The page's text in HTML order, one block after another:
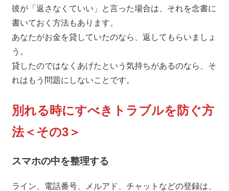
彼が「返さなくていい」と言った場合は、それを念書に
書いておく方法もあります。
あなたがお金を貸していたのなら、返してもらいましょ
う。
貸したのではなくあげたという気持ちがあるのなら、そ
れはもう問題にしないことです。
別れる時にすべきトラブルを防ぐ方
法＜その3＞
スマホの中を整理する
ライン、電話番号、メルアド、チャットなどの登録は、